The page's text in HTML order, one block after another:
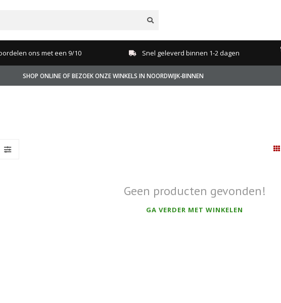
ons met een 9/10 Snel geleverd binnen 1-2 dagen
SHOP ONLINE OF BEZOEK ONZE WINKELS IN NOORDWIJK-BINNEN
Geen producten gevonden!
GA VERDER MET WINKELEN